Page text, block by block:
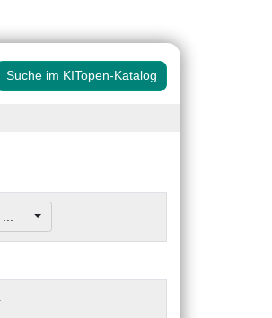
Suche im KITopen-Katalog
...